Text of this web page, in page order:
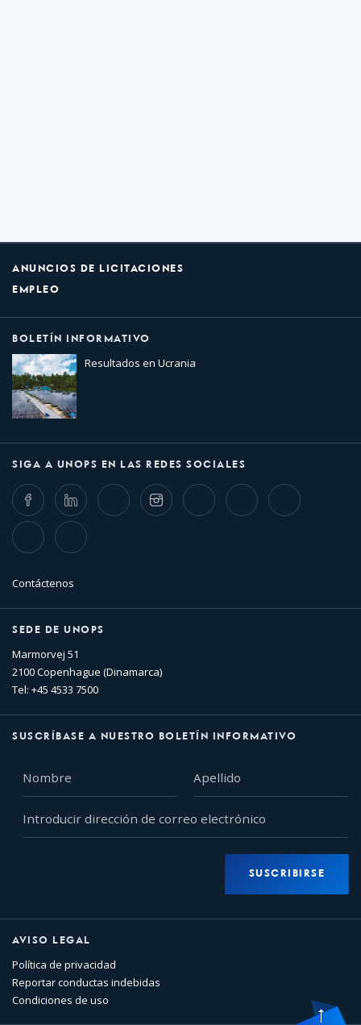
ANUNCIOS DE LICITACIONES
EMPLEO
BOLETÍN INFORMATIVO
Resultados en Ucrania
SIGA A UNOPS EN LAS REDES SOCIALES
FacebookLinkedIn Twitter InstagramWhatsappBluesky Threads
TikTok Flickr
Contáctenos
SEDE DE UNOPS
Marmorvej 51
2100 Copenhague (Dinamarca)
Tel: +45 4533 7500
SUSCRÍBASE A NUESTRO BOLETÍN INFORMATIVO
dirección
SUSCRIBIRSE
AVISO LEGAL
Política de privacidad
Reportar conductas indebidas
Condiciones de uso